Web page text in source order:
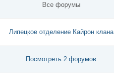
Все форумы
Липецкое отделение Кайрон клана
Посмотреть 2 форумов